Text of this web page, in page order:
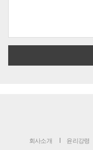
회사소개 윤리강령